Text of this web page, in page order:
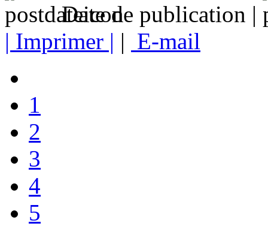
Date de publication |
| Imprimer | | E-mail
1
2
3
4
5